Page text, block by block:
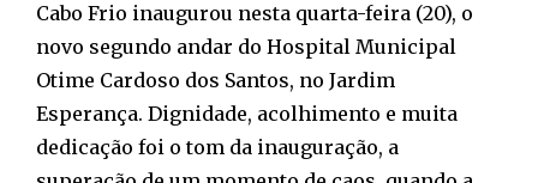
Cabo Frio inaugurou nesta quarta-feira (20), o
novo segundo andar do Hospital Municipal
Otime Cardoso dos Santos, no Jardim
Esperança. Dignidade, acolhimento e muita
dedicação foi o tom da inauguração, a